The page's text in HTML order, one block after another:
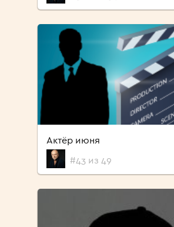
Актёр июня
#43 из 49